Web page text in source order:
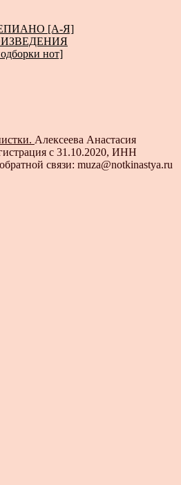
[А-Я]
нот]
Алексеева Анастасия
с 31.10.2020, ИНН
связи: muza@notkinastya.ru